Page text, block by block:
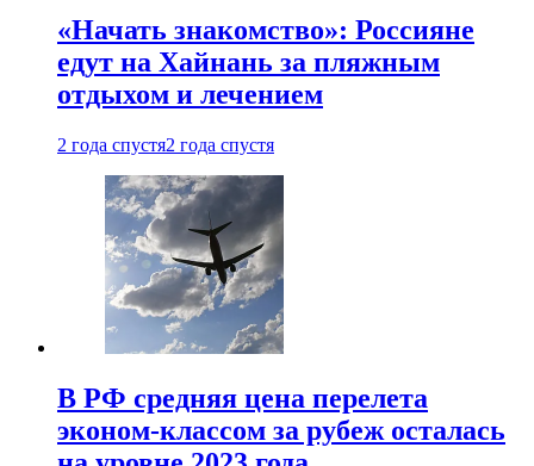
«Начать знакомство»: Россияне
едут на Хайнань за пляжным
отдыхом и лечением
2 года спустя2 года спустя
В РФ средняя цена перелета
эконом-классом за рубеж осталась